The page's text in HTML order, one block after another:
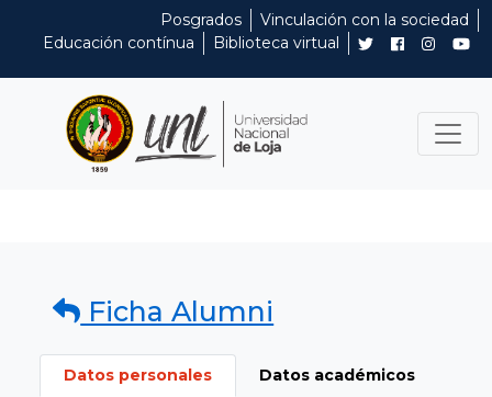
Posgrados
Vinculación con la sociedad
Educación contínua
Biblioteca virtual
Ficha Alumni
Datos personales Datos académicos